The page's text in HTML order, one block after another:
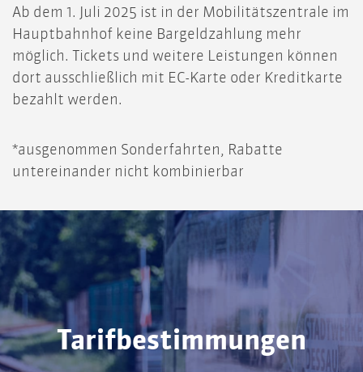
Ab dem 1. Juli 2025 ist in der Mobilitätszentrale im
Hauptbahnhof keine Bargeldzahlung mehr
möglich. Tickets und weitere Leistungen können
dort ausschließlich mit EC-Karte oder Kreditkarte
bezahlt werden.
*ausgenommen Sonderfahrten, Rabatte
untereinander nicht kombinierbar
Tarifbestimmungen